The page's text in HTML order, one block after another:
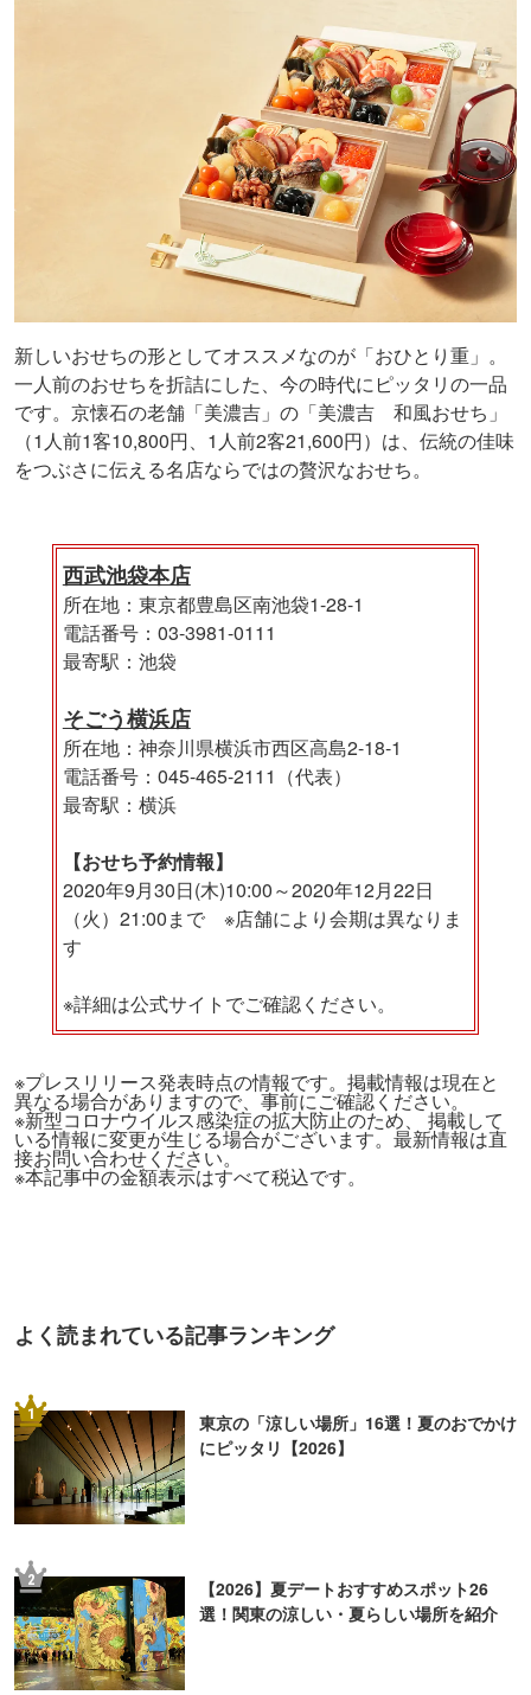
新しいおせちの形としてオススメなのが「おひとり重」。
一人前のおせちを折詰にした、今の時代にピッタリの一品
です。京懐石の老舗「美濃吉」の「美濃吉 和風おせち」
（1人前1客10,800円、1人前2客21,600円）は、伝統の佳味
をつぶさに伝える名店ならではの贅沢なおせち。
西武池袋本店
所在地：東京都豊島区南池袋1-28-1
電話番号：03-3981-0111
最寄駅：池袋
そごう横浜店
所在地：神奈川県横浜市西区高島2-18-1
電話番号：045-465-2111（代表）
最寄駅：横浜
【おせち予約情報】
2020年9月30日(木)10:00～2020年12月22日
（火）21:00まで ※店舗により会期は異なりま
す
※詳細は公式サイトでご確認ください。
※プレスリリース発表時点の情報です。掲載情報は現在と
異なる場合がありますので、事前にご確認ください。
※新型コロナウイルス感染症の拡大防止のため、 掲載して
いる情報に変更が生じる場合がございます。最新情報は直
接お問い合わせください。
※本記事中の金額表示はすべて税込です。
よく読まれている記事ランキング
1
東京の「涼しい場所」16選！夏のおでかけ
にピッタリ【2026】
2
【2026】夏デートおすすめスポット26
選！関東の涼しい・夏らしい場所を紹介